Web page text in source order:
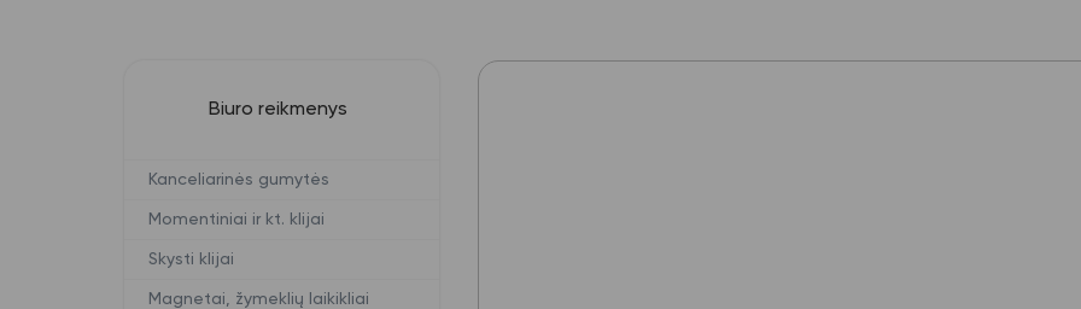
Biuro reikmenys
Kanceliarinės gumytės
Momentiniai ir kt. klijai
Skysti klijai
Magnetai, žymeklių laikikliai